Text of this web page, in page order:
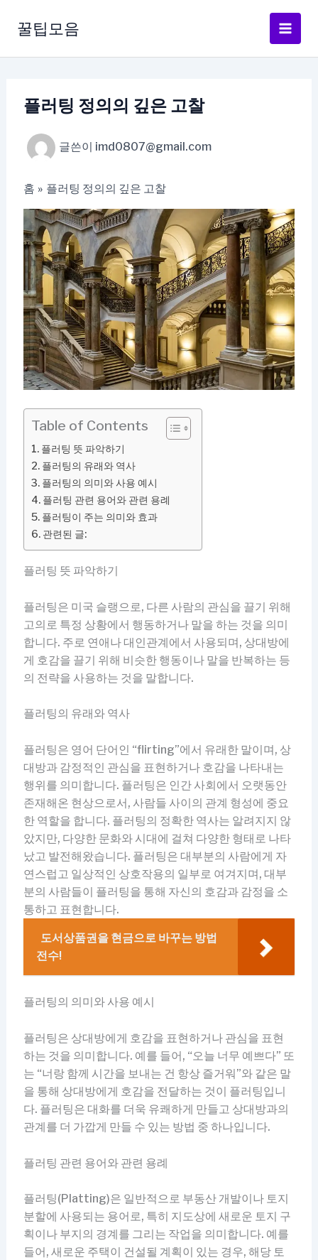
로
꿀팁모음
플러팅 정의의 깊은 고찰
글쓴이 imd0807@gmail.com
홈 플러팅 정의의 깊은 고찰
Table of Contents
플러팅 뜻 파악하기
플러팅의 유래와 역사
플러팅의 의미와 사용 예시
플러팅 관련 용어와 관련 용례
플러팅이 주는 의미와 효과
관련된 글:
플러팅 뜻 파악하기
플러팅은 미국 슬랭으로, 다른 사람의 관심을 끌기 위해
고의로 특정 상황에서 행동하거나 말을 하는 것을 의미
합니다. 주로 연애나 대인관계에서 사용되며, 상대방에
게 호감을 끌기 위해 비슷한 행동이나 말을 반복하는 등
의 전략을 사용하는 것을 말합니다.
플러팅의 유래와 역사
플러팅은 영어 단어인 “flirting”에서 유래한 말이며, 상
대방과 감정적인 관심을 표현하거나 호감을 나타내는
행위를 의미합니다. 플러팅은 인간 사회에서 오랫동안
존재해온 현상으로서, 사람들 사이의 관계 형성에 중요
한 역할을 합니다. 플러팅의 정확한 역사는 알려지지 않
았지만, 다양한 문화와 시대에 걸쳐 다양한 형태로 나타
났고 발전해왔습니다. 플러팅은 대부분의 사람에게 자
연스럽고 일상적인 상호작용의 일부로 여겨지며, 대부
분의 사람들이 플러팅을 통해 자신의 호감과 감정을 소
통하고 표현합니다.
도서상품권을 현금으로 바꾸는 방법
전수!
플러팅의 의미와 사용 예시
플러팅은 상대방에게 호감을 표현하거나 관심을 표현
하는 것을 의미합니다. 예를 들어, “오늘 너무 예쁘다” 또
는 “너랑 함께 시간을 보내는 건 항상 즐거워”와 같은 말
을 통해 상대방에게 호감을 전달하는 것이 플러팅입니
다. 플러팅은 대화를 더욱 유쾌하게 만들고 상대방과의
관계를 더 가깝게 만들 수 있는 방법 중 하나입니다.
플러팅 관련 용어와 관련 용례
플러팅(Platting)은 일반적으로 부동산 개발이나 토지
분할에 사용되는 용어로, 특히 지도상에 새로운 토지 구
획이나 부지의 경계를 그리는 작업을 의미합니다. 예를
들어, 새로운 주택이 건설될 계획이 있는 경우, 해당 토